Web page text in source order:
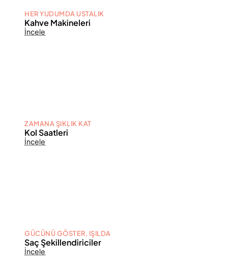
HER YUDUMDA USTALIK
Kahve Makineleri
İncele
ZAMANA ŞIKLIK KAT
Kol Saatleri
İncele
GÜCÜNÜ GÖSTER, IŞILDA
Saç Şekillendiriciler
İncele